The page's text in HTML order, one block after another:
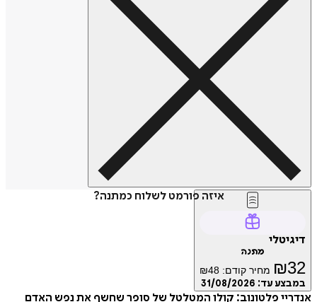
איזה פורמט לשלוח כמתנה?
דיגיטלי
מתנה
₪32 מחיר קודם: ₪48
במבצע עד: 31/08/2026
אנדריי פלטונוב: קולו המטלטל של סופר שחשף את נפש האדם